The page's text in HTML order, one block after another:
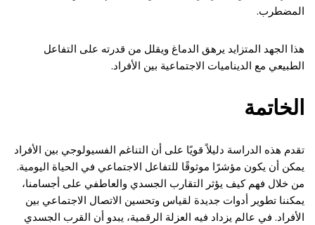
المضطرب.
هذا الجهد المتزايد يرهق الدماغ ويقلل من قدرته على التفاعل
الطبيعي مع الديناميات الاجتماعية بين الأفراد.
الخاتمة
تقدم هذه الدراسة دليلاً قويًا على أن التناغم الفسيولوجي بين الأفراد
يمكن أن يكون مؤشرًا موثوقًا للتفاعل الاجتماعي في الحياة اليومية.
من خلال فهم كيف يؤثر التقارب الجسدي والعاطفي على أجسامنا،
يمكننا تطوير أدوات جديدة لقياس وتحسين الاتصال الاجتماعي بين
الأفراد. في عالم يزداد فيه العزلة الرقمية، يبدو أن القرب الجسدي